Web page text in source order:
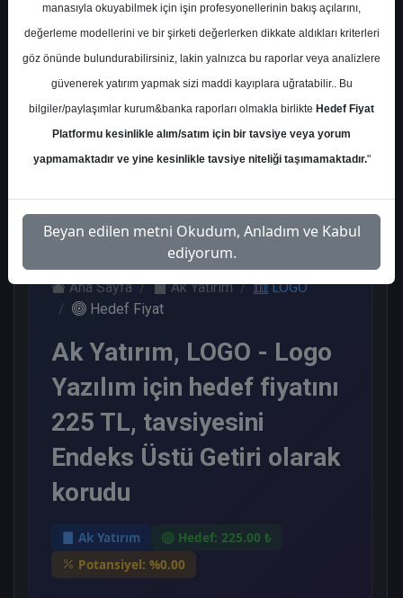
Kurum Sayısı
7
Al
5
Endeks Üstü Get.
2
Salı, 12 Mayıs 2026
Ana Sayfa Ak Yatırım
LOGO
Hedef Fiyat
Ak Yatırım, LOGO - Logo
Yazılım için hedef fiyatını
225 TL, tavsiyesini
Endeks Üstü Getiri olarak
korudu
Ak Yatırım
Hedef: 225.00 ₺
Potansiyel: %0.00
manasıyla okuyabilmek için işin profesyonellerinin bakış açılarını,
değerleme modellerini ve bir şirketi değerlerken dikkate aldıkları kriterleri
göz önünde bulundurabilirsiniz, lakin yalnızca bu raporlar veya analizlere
güvenerek yatırım yapmak sizi maddi kayıplara uğratabilir.. Bu
bilgiler/paylaşımlar kurum&banka raporları olmakla birlikte Hedef Fiyat
Platformu kesinlikle alım/satım için bir tavsiye veya yorum
yapmamaktadır ve yine kesinlikle tavsiye niteliği taşımamaktadır."
Beyan edilen metni Okudum, Anladım ve Kabul
ediyorum.